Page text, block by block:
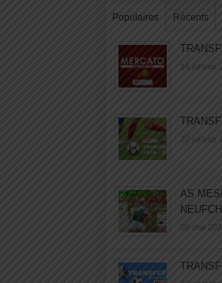
Populaires Récents
14 janvier
27 janvier
AS
05 mai